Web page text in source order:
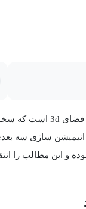
سازی سه
و این مطالب را